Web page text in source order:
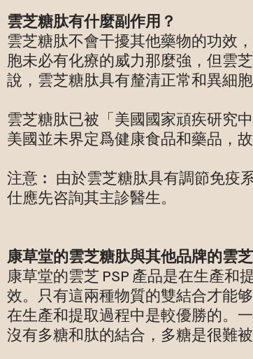
雲芝糖肽有什麼副作用？
雲芝糖肽不會干擾其他藥物的功效
胞未必有化療的威力那麼強，但雲
說，雲芝糖肽具有釐清正常和異細胞
雲芝糖肽已被「美國國家頑疾研究
美國並未界定爲健康食品和藥品，
注意︰ 由於雲芝糖肽具有調節免疫
仕應先咨詢其主診醫生。
康草堂的雲芝糖肽與其他品牌的雲
康草堂的雲芝 PSP 產品是在生產
效。只有這兩種物質的雙結合才能
在生產和提取過程中是較優勝的。
沒有多糖和肽的結合，多糖是很難被